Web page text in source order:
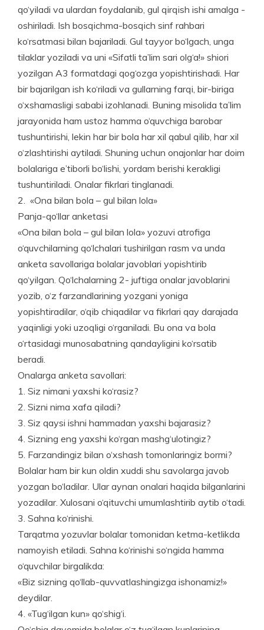
qo‘yiladi va ulardan foydalanib, gul qirqish ishi amalga ­
oshiriladi. Ish bosqichma-bosqich sinf rahbari
ko‘rsatmasi bilan bajariladi. Gul tayyor bo‘lgach, unga
tilaklar yoziladi va uni «Sifatli ta’lim sari olg‘a!» shiori
yozilgan A3 formatdagi qog‘ozga yopishtirishadi. Har
bir bajarilgan ish ko‘riladi va gullarning farqi, bir-biriga
o‘xshamasligi sababi izohlanadi. Buning misolida ta’lim
jarayonida ham ustoz hamma o‘quv­chiga barobar
tushuntirishi, lekin har bir bola har xil qabul qilib, har xil
o‘zlashtirishi aytiladi. Shuning uchun onajonlar har doim
bolalariga e’tiborli bo‘lishi, yordam berishi kerakligi
tushuntiriladi. Onalar fikrlari tinglanadi.
2. «Ona bilan bola – gul bilan lola»
Panja-qo‘llar anketasi
«Ona bilan bola – gul bilan lola» yozuvi atrofiga
o‘quvchilarning qo‘lchalari tushirilgan rasm va unda
anketa savollariga bolalar javoblari yopishtirib
qo‘yilgan. Qo‘lchalarning 2- juftiga onalar javoblarini
yozib, o‘z farzandlarining yozgani yoniga
yopishtiradilar, o‘qib chiqadilar va fikrlari qay darajada
yaqinligi yoki uzoqligi o‘rganiladi. Bu ona va bola
o‘rtasidagi munosabatning qandayligini ko‘rsatib
beradi.
Onalarga anketa savollari:
1. Siz nimani yaxshi ko‘rasiz?
2. Sizni nima xafa qiladi?
3. Siz qaysi ishni hammadan yaxshi bajarasiz?
4. Sizning eng yaxshi ko‘rgan mashg‘ulotingiz?
5. Farzandingiz bilan o‘xshash tomonlaringiz bormi?
Bolalar ham bir kun oldin xuddi shu savolarga javob
yozgan bo‘ladilar. Ular aynan onalari haqida bilganlarini
yozadilar. Xulosani o‘qituvchi umumlashtirib aytib o‘tadi.
3. Sahna ko‘rinishi.
Tarqatma yozuvlar bolalar tomonidan ketma-ketlikda
namoyish etiladi. Sahna ko‘rinishi so‘ngida hamma
o‘quv­chilar birgalikda:
«Biz sizning qo‘llab-quvvatlashingizga ishonamiz!»
deydilar.
4. «Tug‘ilgan kun» qo‘shig‘i.